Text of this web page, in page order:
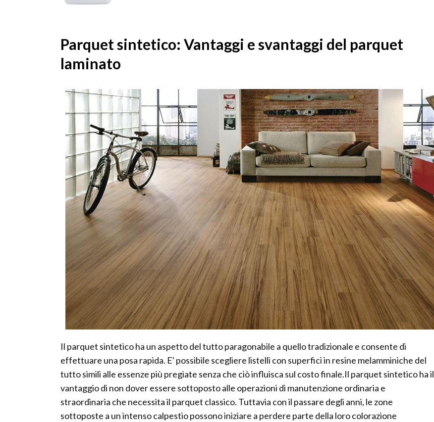
Parquet sintetico: Vantaggi e svantaggi del parquet
laminato
Il parquet sintetico ha un aspetto del tutto paragonabile a quello tradizionale e consente di
effettuare una posa rapida. E' possibile scegliere listelli con superfici in resine melamminiche del
tutto simili alle essenze più pregiate senza che ciò influisca sul costo finale.Il parquet sintetico ha il
vantaggio di non dover essere sottoposto alle operazioni di manutenzione ordinaria e
straordinaria che necessita il parquet classico. Tuttavia con il passare degli anni, le zone
sottoposte a un intenso calpestio possono iniziare a perdere parte della loro colorazione